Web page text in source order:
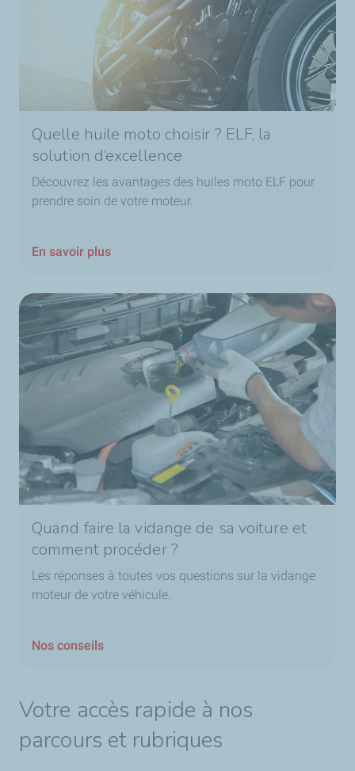
Quelle huile moto choisir ? ELF, la
solution d’excellence
Découvrez les avantages des huiles moto ELF pour
prendre soin de votre moteur.
En savoir plus
Quand faire la vidange de sa voiture et
comment procéder ?
Les réponses à toutes vos questions sur la vidange
moteur de votre véhicule.
Nos conseils
Votre accès rapide à nos
parcours et rubriques